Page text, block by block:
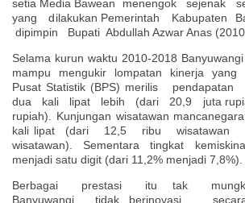
setia Media Bawean menengok sejenak
yang dilakukan Pemerintah Kabupaten
dipimpin Bupati Abdullah Azwar Anas
Selama kurun waktu 2010-2018
mampu mengukir lompatan kinerja yang
Pusat Statistik (BPS) merilis
dua kali lipat lebih (dari 20,9 juta
rupiah). Kunjungan wisatawan
kali lipat (dari 12,5 ribu wisatawan
wisatawan). Sementara tingkat
menjadi satu digit (dari 11,2% menjadi 7,8%).
Berbagai prestasi itu tak
Banyuwangi tidak berinovasi